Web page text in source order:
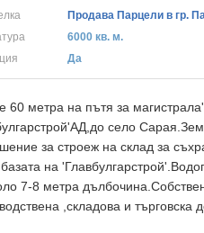
Продава Парцели в гр.
6000 кв. м.
Да
60 метра на пътя за
село
за строеж на склад за
базата на
7-8 метра
,складова и търговска